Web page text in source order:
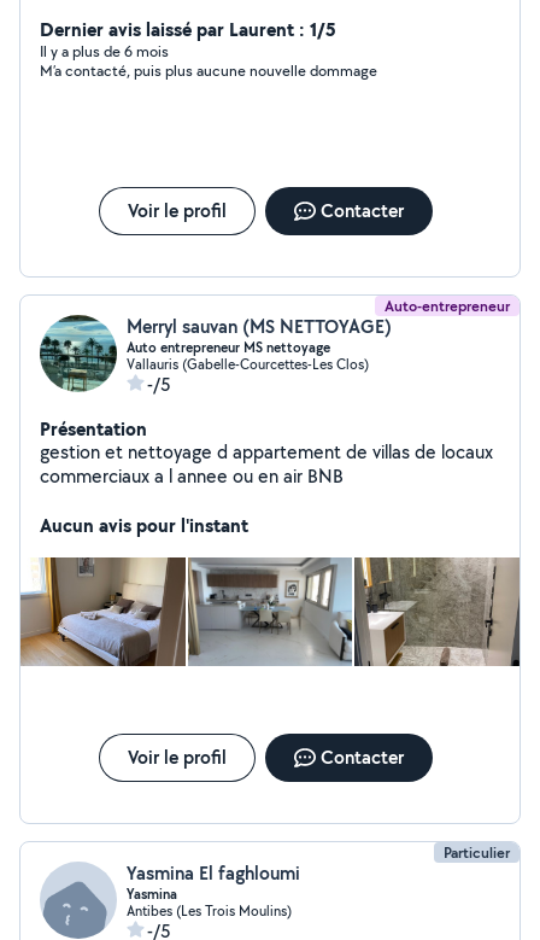
sérieuse et très ponctuel.
Dernier avis laissé par Laurent : 1/5
Il y a plus de 6 mois
M’a contacté, puis plus aucune nouvelle dommage
Voir le profil Contacter
Auto-entrepreneur
Merryl sauvan (MS NETTOYAGE)
Auto entrepreneur MS nettoyage
Vallauris (Gabelle-Courcettes-Les Clos)
-/5
Présentation
gestion et nettoyage d appartement de villas de locaux
commerciaux a l annee ou en air BNB
Aucun avis pour l'instant
Voir le profil Contacter
Particulier
Yasmina El faghloumi
Yasmina
Antibes (Les Trois Moulins)
-/5